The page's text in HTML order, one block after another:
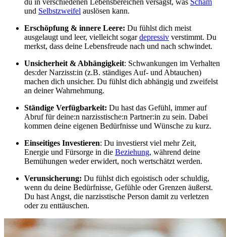
du in verschiedenen Lebensbereichen versagst, was Scham
und Selbstzweifel auslösen kann.
Erschöpfung & innere Leere: Du fühlst dich meist
ausgelaugt und leer, vielleicht sogardepressiv verstimmt. Du
merkst, dass deine Lebensfreude nach und nach schwindet.
Unsicherheit & Abhängigkeit: Schwankungen im Verhalten
des:der Narzisst:in (z.B. ständiges Auf- und Abtauchen)
machen dich unsicher. Du fühlst dich abhängig und zweifelst
an deiner Wahrnehmung.
Ständige Verfügbarkeit: Du hast das Gefühl, immer auf
Abruf für deine:n narzisstische:n Partner:in zu sein. Dabei
kommen deine eigenen Bedürfnisse und Wünsche zu kurz.
Einseitiges Investieren: Du investierst viel mehr Zeit,
Energie und Fürsorge in die Beziehung, während deine
Bemühungen weder erwidert, noch wertschätzt werden.
Verunsicherung: Du fühlst dich egoistisch oder schuldig,
wenn du deine Bedürfnisse, Gefühle oder Grenzen äußerst.
Du hast Angst, die narzisstische Person damit zu verletzen
oder zu enttäuschen.